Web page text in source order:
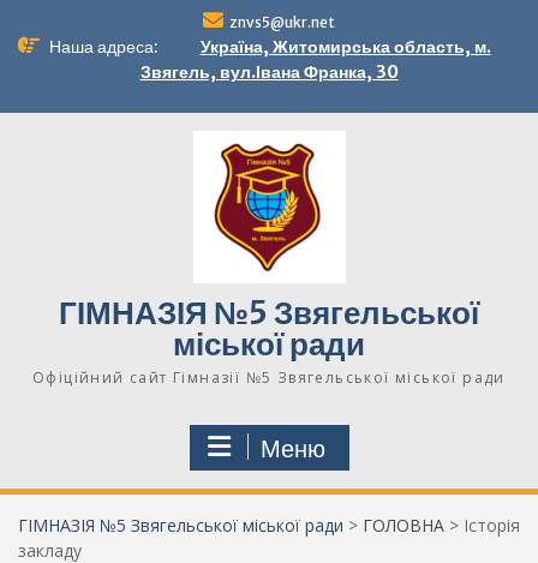
до
znvs5@ukr.net
Наша адреса:
Україна, Житомирська область, м.
Звягель, вул.Івана Франка, 30
ГІМНАЗІЯ №5 Звягельської
міської ради
Офіційний сайт Гімназії №5 Звягельської міської ради
Меню
ГІМНАЗІЯ №5 Звягельської міської ради > ГОЛОВНА > Історія
закладу